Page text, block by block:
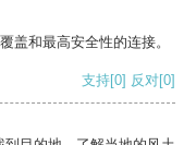
盖和最高安全性的连接。
支持[0] 反对[0]